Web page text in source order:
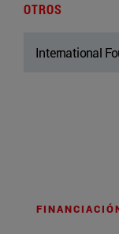
OTROS
International